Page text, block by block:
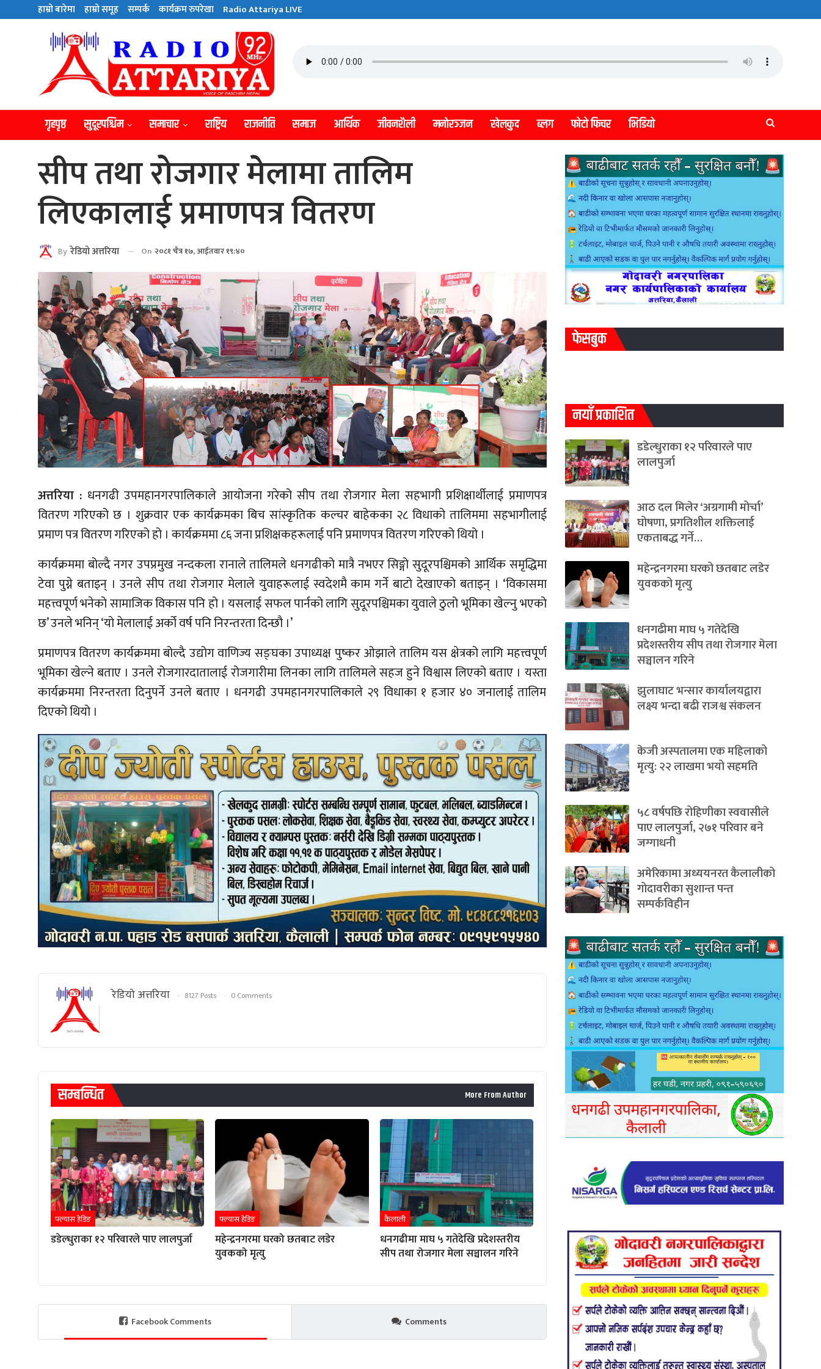
हाम्राे बारेमा हाम्राे समूह सम्पर्क कार्यक्रम रुपरेखा Radio Attariya LIVE
गृहपृष्ठ सुदूरपश्चिम समाचार राष्ट्रिय राजनीति समाज आर्थिक जीवनशैली मनाेरञ्जन खेलकुद ब्लग फोटो फिचर भिडियो
सीप तथा रोजगार मेलामा तालिम
लिएकालाई प्रमाणपत्र वितरण
By रेडियाे अत्तरिया On २०८१ चैत्र १७, आईतवार १९:४०
अत्तरिया : धनगढी उपमहानगरपालिकाले आयोजना गरेको सीप तथा रोजगार मेला सहभागी प्रशिक्षार्थीलाई प्रमाणपत्र
वितरण गरिएको छ । शुक्रवार एक कार्यक्रमका बिच सांस्कृतिक कल्चर बाहेकका २८ विधाको तालिममा सहभागीलाई
प्रमाण पत्र वितरण गरिएको हो । कार्यक्रममा ८६ जना प्रशिक्षकहरूलाई पनि प्रमाणपत्र वितरण गरिएको थियो ।
कार्यक्रममा बोल्दै नगर उपप्रमुख नन्दकला रानाले तालिमले धनगढीको मात्रै नभएर सिङ्गो सुदूरपश्चिमको आर्थिक समृद्धिमा
टेवा पुग्ने बताइन् । उनले सीप तथा रोजगार मेलाले युवाहरूलाई स्वदेशमै काम गर्ने बाटो देखाएको बताइन् । ‘विकासमा
महत्त्वपूर्ण भनेको सामाजिक विकास पनि हो । यसलाई सफल पार्नको लागि सुदूरपश्चिमका युवाले ठुलो भूमिका खेल्नु भएको
छ’ उनले भनिन् ‘यो मेलालाई अर्को वर्ष पनि निरन्तरता दिन्छौ ।’
प्रमाणपत्र वितरण कार्यक्रममा बोल्दै उद्योग वाणिज्य सङ्घका उपाध्यक्ष पुष्कर ओझाले तालिम यस क्षेत्रको लागि महत्त्वपूर्ण
भूमिका खेल्ने बताए । उनले रोजगारदातालाई रोजगारीमा लिनका लागि तालिमले सहज हुने विश्वास लिएको बताए । यस्ता
कार्यक्रममा निरन्तरता दिनुपर्ने उनले बताए । धनगढी उपमहानगरपालिकाले २९ विधाका १ हजार ४० जनालाई तालिम
दिएको थियो ।
रेडियाे अत्तरिया 8127 Posts 0 Comments
सम्बन्धित More From Author
फ्ल्यास हेडिङ
डडेल्धुराका १२ परिवारले पाए लालपुर्जा
फ्ल्यास हेडिङ
महेन्द्रनगरमा घरको छतबाट लडेर
युवकको मृत्यु
कैलाली
धनगढीमा माघ ५ गतेदेखि प्रदेशस्तरीय
सीप तथा रोजगार मेला सञ्चालन गरिने
Facebook Comments Comments
फेसबुक
नयाँ प्रकाशित
डडेल्धुराका १२ परिवारले पाए
लालपुर्जा
आठ दल मिलेर ‘अग्रगामी मोर्चा’
घोषणा, प्रगतिशील शक्तिलाई
एकताबद्ध गर्ने…
महेन्द्रनगरमा घरको छतबाट लडेर
युवकको मृत्यु
धनगढीमा माघ ५ गतेदेखि
प्रदेशस्तरीय सीप तथा रोजगार मेला
सञ्चालन गरिने
झुलाघाट भन्सार कार्यालयद्वारा
लक्ष्य भन्दा बढी राजश्व संकलन
केजी अस्पतालमा एक महिलाको
मृत्यु: २२ लाखमा भयो सहमति
५८ वर्षपछि रोहिणीका स्ववासीले
पाए लालपुर्जा, २७१ परिवार बने
जग्गाधनी
अमेरिकामा अध्ययनरत कैलालीको
गोदावरीका सुशान्त पन्त
सम्पर्कविहीन